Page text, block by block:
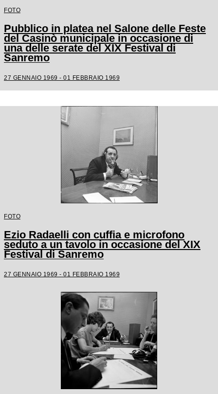
FOTO
Pubblico in platea nel Salone delle Feste
del Casinò municipale in occasione di
una delle serate del XIX Festival di
Sanremo
27 GENNAIO 1969 - 01 FEBBRAIO 1969
FOTO
Ezio Radaelli con cuffia e microfono
seduto a un tavolo in occasione del XIX
Festival di Sanremo
27 GENNAIO 1969 - 01 FEBBRAIO 1969